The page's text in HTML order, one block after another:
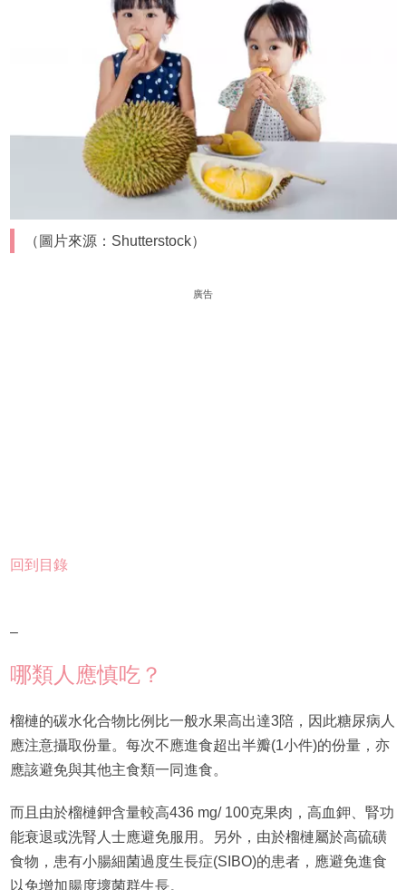
（圖片來源：Shutterstock）
廣告
回到目錄
–
哪類人應慎吃？
榴槤的碳水化合物比例比一般水果高出達3陪，因此糖尿病人
應注意攝取份量。每次不應進食超出半瓣(1小件)的份量，亦
應該避免與其他主食類一同進食。
而且由於榴槤鉀含量較高436 mg/ 100克果肉，高血鉀、腎功
能衰退或洗腎人士應避免服用。另外，由於榴槤屬於高硫磺
食物，患有小腸細菌過度生長症(SIBO)的患者，應避免進食
以免增加腸度壞菌群生長。